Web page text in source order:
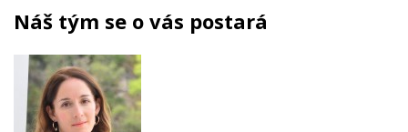
Náš tým se o vás postará